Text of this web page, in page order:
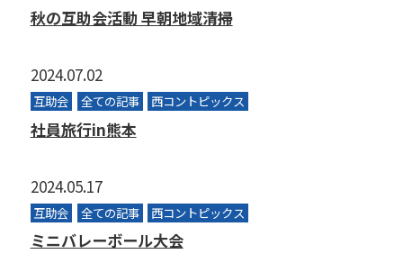
秋の互助会活動 早朝地域清掃
2024.07.02
互助会 全ての記事 西コントピックス
社員旅行in熊本
2024.05.17
互助会 全ての記事 西コントピックス
ミニバレーボール大会